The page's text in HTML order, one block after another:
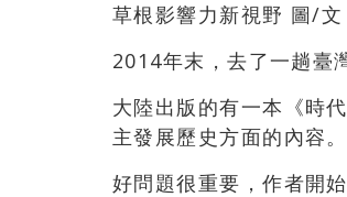
草根影響力新視野 圖/文
2014年末，去了一趟臺
大陸出版的有一本《時
主發展歷史方面的內容。
好問題很重要，作者開